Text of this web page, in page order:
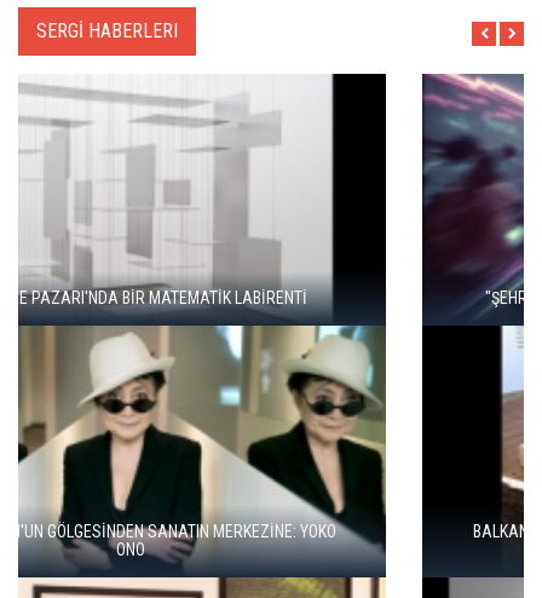
SERGİ HABERLERI
"ŞEHRİ BİZ ÖĞRENMİYORUZ, TELEFONUMUZ ÖĞRENİYOR"
BALKANLAR'DAN ALÇITEPE'YE GÖÇÜN HİKAYESİ: "KÖK HALI"
SERGİSİ AÇILDI